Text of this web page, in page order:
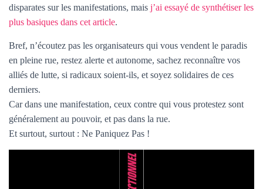
disparates sur les manifestations, mais j’ai essayé de synthétiser les
plus basiques dans cet article.
Bref, n’écoutez pas les organisateurs qui vous vendent le paradis
en pleine rue, restez alerte et autonome, sachez reconnaître vos
alliés de lutte, si radicaux soient-ils, et soyez solidaires de ces
derniers.
Car dans une manifestation, ceux contre qui vous protestez sont
généralement au pouvoir, et pas dans la rue.
Et surtout, surtout : Ne Paniquez Pas !